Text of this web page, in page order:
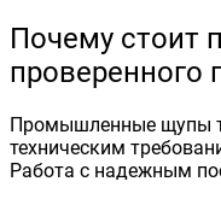
Почему стоит
проверенного
Промышленные щупы
техническим
Работа с надежным